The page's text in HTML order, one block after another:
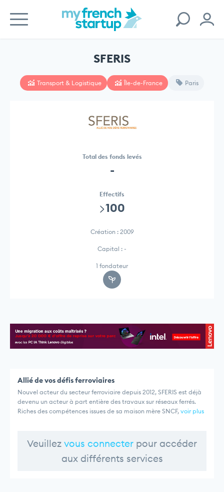
SFERIS
Transport & Logistique Île-de-France Paris
Total des fonds levés
-
Effectifs
>100
Création : 2009
Capital : -
1 fondateur
Allié de vos défis ferroviaires
Nouvel acteur du secteur ferroviaire depuis 2012, SFERIS est déjà
devenu un acteur à part entière des travaux sur réseaux ferrés.
Riches des compétences issues de sa maison mère SNCF, voir plus
Veuillez vous connecter pour accéder
aux différents services